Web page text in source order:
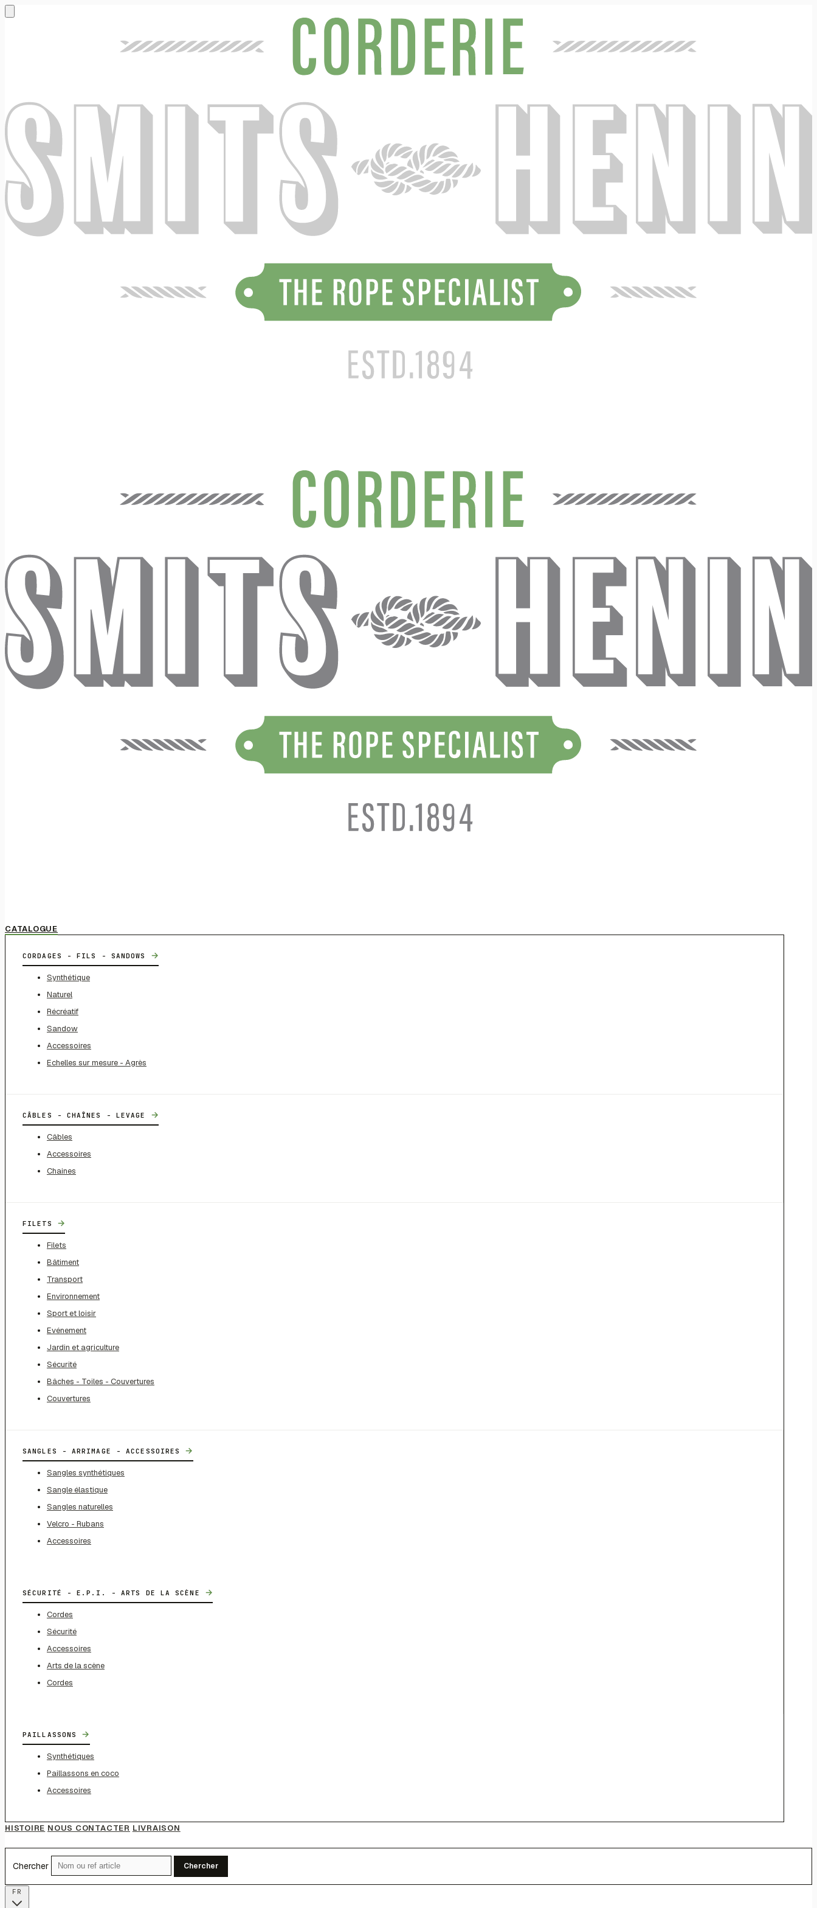
CATALOGUE
CORDAGES - FILS - SANDOWS →
Synthétique
Naturel
Récréatif
Sandow
Accessoires
Echelles sur mesure - Agrès
CÂBLES - CHAÎNES - LEVAGE →
Câbles
Accessoires
Chaines
FILETS →
Filets
Bâtiment
Transport
Environnement
Sport et loisir
Evénement
Jardin et agriculture
Sécurité
Bâches - Toiles - Couvertures
Couvertures
SANGLES - ARRIMAGE - ACCESSOIRES →
Sangles synthétiques
Sangle élastique
Sangles naturelles
Velcro - Rubans
Accessoires
SÉCURITÉ - E.P.I. - ARTS DE LA SCÈNE →
Cordes
Sécurité
Accessoires
Arts de la scène
Cordes
PAILLASSONS →
Synthétiques
Paillassons en coco
Accessoires
HISTOIRE NOUS CONTACTER LIVRAISON
Chercher Chercher